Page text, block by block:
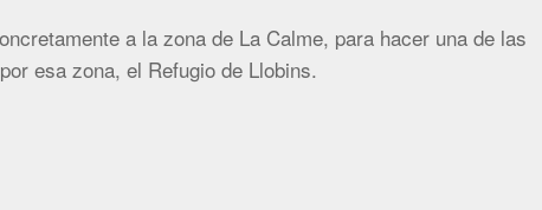
a la zona de La Calme, para hacer una de las
esa zona, el Refugio de Llobins.